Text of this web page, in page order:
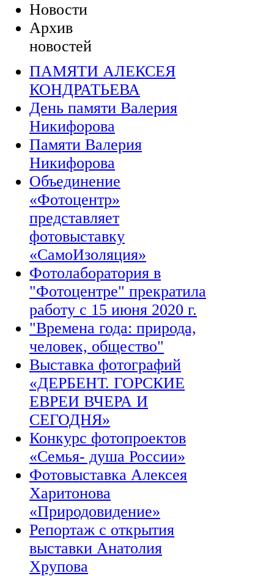
Новости
Архив
новостей
ПАМЯТИ АЛЕКСЕЯ
КОНДРАТЬЕВА
День памяти Валерия
Никифорова
Памяти Валерия
Никифорова
Объединение
«Фотоцентр»
представляет
фотовыставку
«СамоИзоляция»
Фотолаборатория в
"Фотоцентре" прекратила
работу с 15 июня 2020 г.
"Времена года: природа,
человек, общество"
Выставка фотографий
«ДЕРБЕНТ. ГОРСКИЕ
ЕВРЕИ ВЧЕРА И
СЕГОДНЯ»
Конкурс фотопроектов
«Семья- душа России»
Фотовыставка Алексея
Харитонова
«Природовидение»
Репортаж с открытия
выставки Анатолия
Хрупова